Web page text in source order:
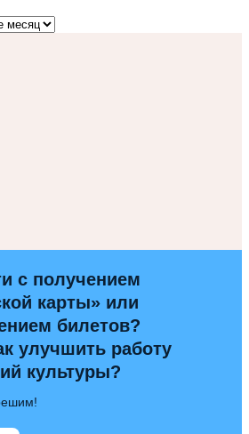
с получением
карты» или
билетов?
улучшить работу
культуры?